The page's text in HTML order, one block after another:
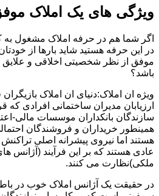
ویژگی های یک املاک
اگر شما هم در حرفه املاک مشغول به
در این حرفه هستید شاید بارها از
موفق از نظر شخصیتی اخلاقی و علایق
باشد؟
ویژه ان املاک:دنیای ان املاک
ارزیابان مدیران ساختمانی افرادی که
سازندگان بانکداران موسسات مالی-
همینطور خریداران و فروشندگان
هستند اما نیروی پیشرانه اصلی
عادی هستند که بر این فرآیند (آژانس
ملکی)نظارت می کنند.
در حقیقت یک آژانس املاک خوب در